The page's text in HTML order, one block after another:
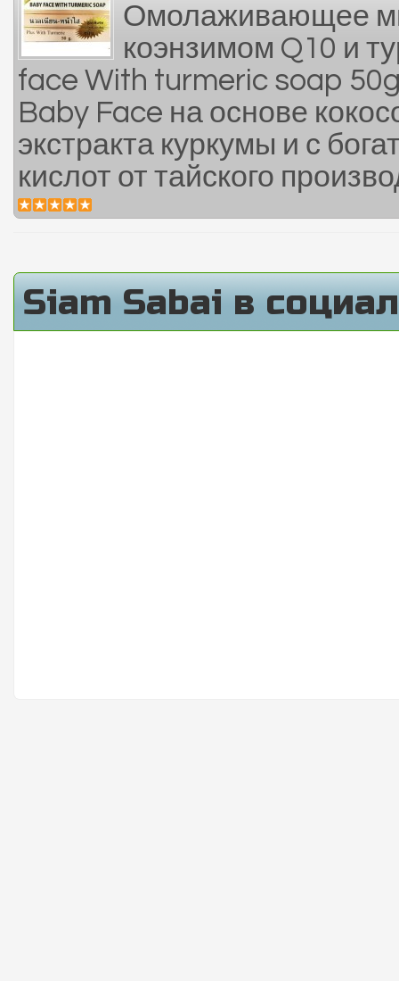
Омолаживающее
коэнзимом Q10 и
face With turmeric soap
Baby Face на основе
экстракта куркумы и с
кислот от тайского
Siam Sabai в